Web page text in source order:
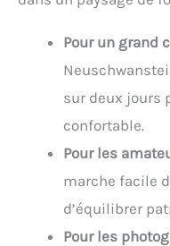
Pour un grand
sur deux jours
confortable.
Pour les
marche facile
d’équilibrer
Pour les